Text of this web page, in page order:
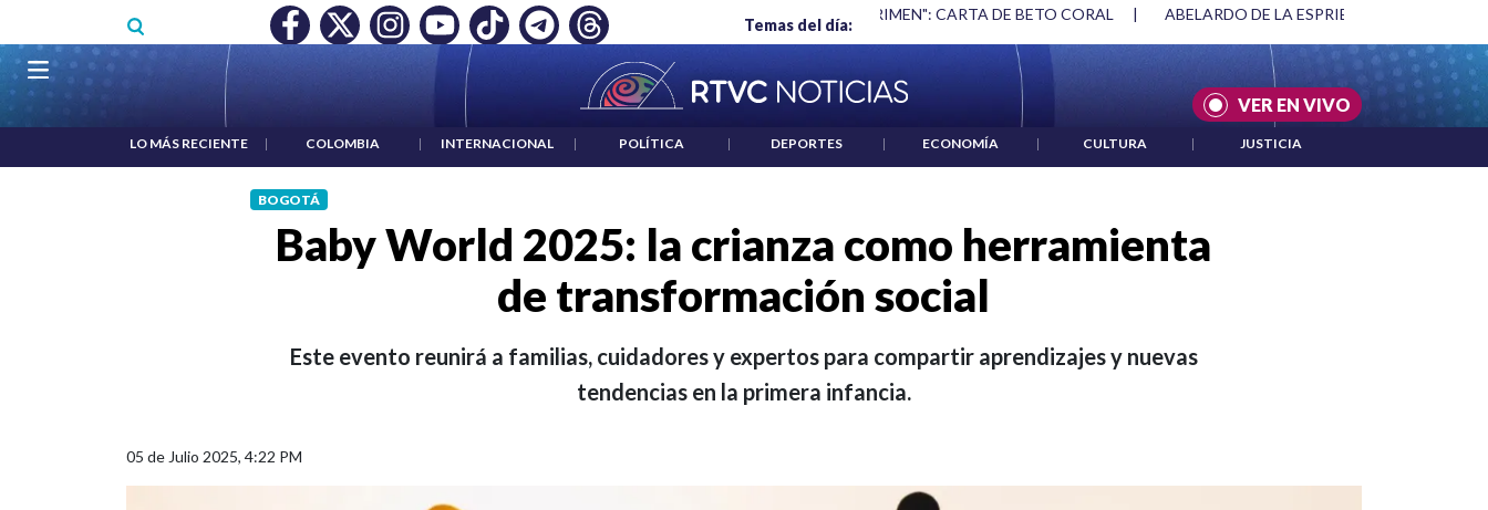
Temas del día:
MÍNIMO NO DESTRUYÓ EMPLEO: JP MORGAN | "HABLAR NO ES UN CRIMEN": CARTA DE BETO CORAL ABELARDO DE LA ESPRIELLA Y DMG | ACUERDOS ENTRE ESTADOS UNIDOS E
VER EN VIVO
Navegación principal
LO MÁS RECIENTE | COLOMBIA | INTERNACIONAL | POLÍTICA | DEPORTES | ECONOMÍA | CULTURA | JUSTICIA
BOGOTÁ
Baby World 2025: la crianza como herramienta
de transformación social
Este evento reunirá a familias, cuidadores y expertos para compartir aprendizajes y nuevas
tendencias en la primera infancia.
05 de Julio 2025, 4:22 PM